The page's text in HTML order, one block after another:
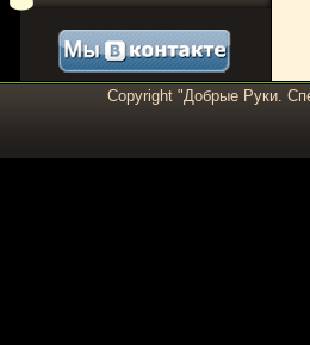
Copyright "Добрые Руки.